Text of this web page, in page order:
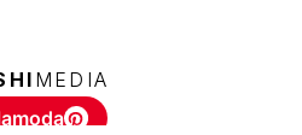
MEDIA